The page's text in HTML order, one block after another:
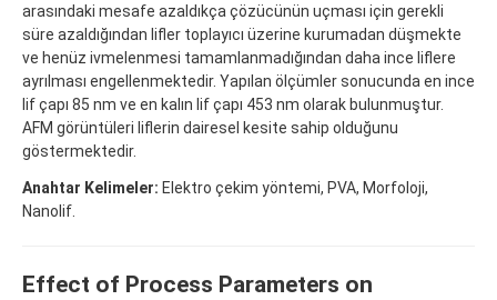
arasındaki mesafe azaldıkça çözücünün uçması için gerekli
süre azaldığından lifler toplayıcı üzerine kurumadan düşmekte
ve henüz ivmelenmesi tamamlanmadığından daha ince liflere
ayrılması engellenmektedir. Yapılan ölçümler sonucunda en ince
lif çapı 85 nm ve en kalın lif çapı 453 nm olarak bulunmuştur.
AFM görüntüleri liflerin dairesel kesite sahip olduğunu
göstermektedir.
Anahtar Kelimeler: Elektro çekim yöntemi, PVA, Morfoloji,
Nanolif.
Effect of Process Parameters on